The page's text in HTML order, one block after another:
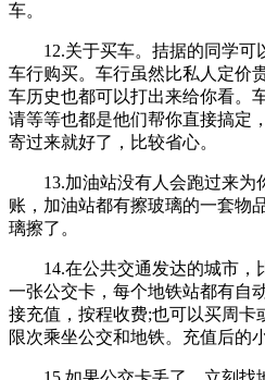
车。
12.关于买车。拮据的同学可
车行购买。车行虽然比私人定价
车历史也都可以打出来给你看。
请等等也都是他们帮你直接搞定
寄过来就好了，比较省心。
13.加油站没有人会跑过来为
账，加油站都有擦玻璃的一套物
璃擦了。
14.在公共交通发达的城市，
一张公交卡，每个地铁站都有自
接充值，按程收费;也可以买周卡
限次乘坐公交和地铁。充值后的